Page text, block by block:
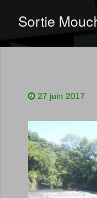
Sortie
27 juin 2017